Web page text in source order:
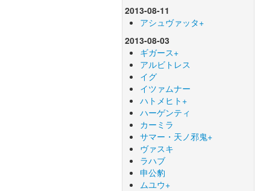
2013-08-11
アシュヴァッタ+
2013-08-03
ギガース+
アルビトレス
イグ
イツァムナー
ハトメヒト+
ハーゲンティ
カーミラ
サマー・天ノ邪鬼+
ヴァスキ
ラハブ
申公豹
ムユウ+